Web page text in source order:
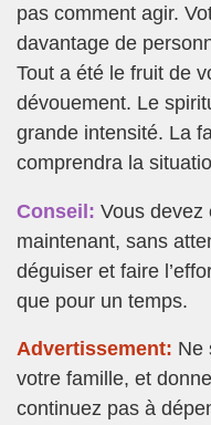
pas comment agir.
davantage de
Tout a été le fruit de
dévouement. Le
grande intensité. La
comprendra la
Conseil: Vous devez
maintenant, sans
déguiser et faire
que pour un temps.
Advertissement: Ne
votre famille, et
continuez pas à